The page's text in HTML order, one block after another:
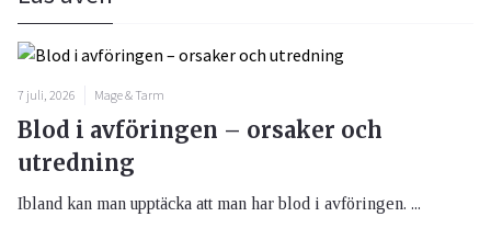
7 juli, 2026 Mage & Tarm
Blod i avföringen – orsaker och
utredning
Ibland kan man upptäcka att man har blod i avföringen. ...